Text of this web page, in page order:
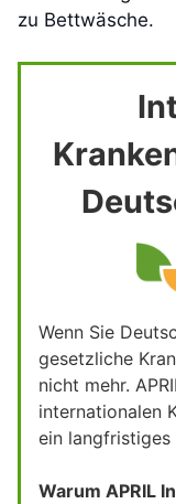
zu Bettwäsche.
Wenn Sie
gesetzliche
nicht mehr.
internationalen
ein langfristiges
Warum APRIL